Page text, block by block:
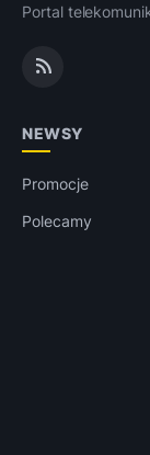
Portal
NEWSY
Promocje
Polecamy